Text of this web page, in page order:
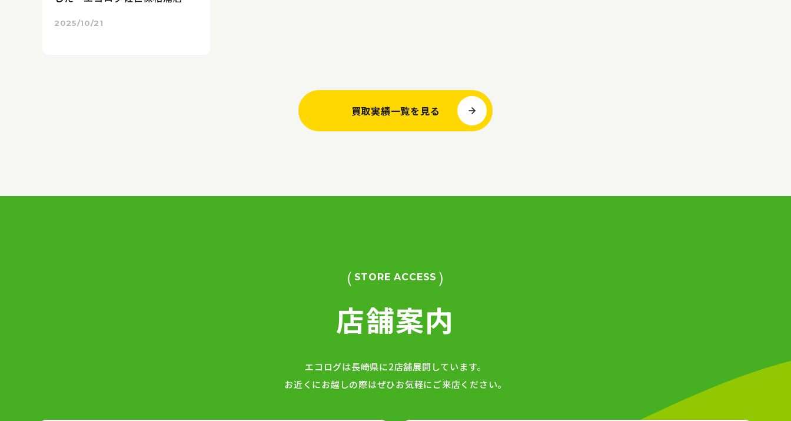
2025/10/21
買取実績一覧を見る
STORE ACCESS
店舗案内
エコログは長崎県に2店舗展開しています。
お近くにお越しの際はぜひお気軽にご来店ください。